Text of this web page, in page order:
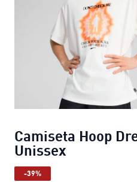
Camiseta Hoop
Unissex
-39%